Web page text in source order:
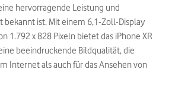
hervorragende Leistung und
ist. Mit einem 6,1-Zoll-Display
1.792 x 828 Pixeln bietet das iPhone XR
beeindruckende Bildqualität, die
Internet als auch für das Ansehen von